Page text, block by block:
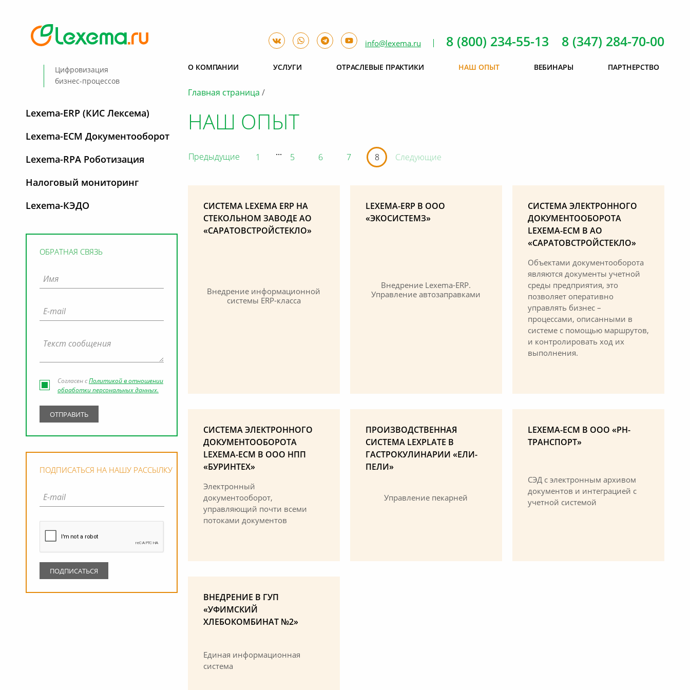
Lexema-ERP (КИС Лексема)
Lexema-ECM Документооборот
Lexema-RPA Роботизация
Налоговый мониторинг
Lexema-КЭДО
ОБРАТНАЯ СВЯЗЬ
Согласен сПолитикой в отношении
обработки персональных данных.
ПОДПИСАТЬСЯ НА НАШУ РАССЫЛКУ
Главная страница
НАШ ОПЫТ
Предыдущие 1
...
5 6 7 8 Следующие
СИСТЕМА LEXEMA ERP НА
СТЕКОЛЬНОМ ЗАВОДЕ АО
«САРАТОВСТРОЙСТЕКЛО»
Внедрение информационной
системы ERP-класса
LEXEMA-ERP В ООО
«ЭКОСИСТЕМЗ»
Внедрение Lexema-ERP.
Управление автозаправками
СИСТЕМА ЭЛЕКТРОННОГО
ДОКУМЕНТООБОРОТА
LEXEMA-ECM В АО
«САРАТОВСТРОЙСТЕКЛО»
Объектами документооборота
являются документы учетной
среды предприятия, это
позволяет оперативно
управлять бизнес –
процессами, описанными в
системе с помощью маршрутов,
и контролировать ход их
выполнения.
СИСТЕМА ЭЛЕКТРОННОГО
ДОКУМЕНТООБОРОТА
LEXEMA-ECM В ООО НПП
«БУРИНТЕХ»
Электронный
документооборот,
управляющий почти всеми
потоками документов
ПРОИЗВОДСТВЕННАЯ
СИСТЕМА LEXPLATE В
ГАСТРОКУЛИНАРИИ «ЕЛИ-
ПЕЛИ»
Управление пекарней
LEXEMA-ECM В ООО «РН-
ТРАНСПОРТ»
СЭД с электронным архивом
документов и интеграцией с
учетной системой
ВНЕДРЕНИЕ В ГУП
«УФИМСКИЙ
ХЛЕБОКОМБИНАТ №2»
Единая информационная
система
Цифровизация
бизнес-процессов
info@lexema.ru 8 (800) 234-55-13 8 (347) 284-70-00
О КОМПАНИИ УСЛУГИ ОТРАСЛЕВЫЕ ПРАКТИКИ НАШ ОПЫТ ВЕБИНАРЫ ПАРТНЕРСТВО